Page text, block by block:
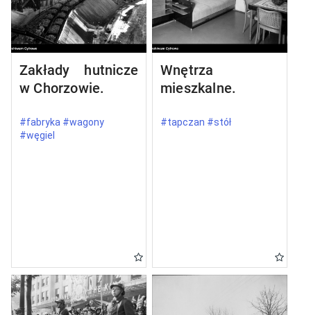
Zakłady hutnicze
w Chorzowie.
#fabryka #wagony
#węgiel
Wnętrza
mieszkalne.
#tapczan #stół